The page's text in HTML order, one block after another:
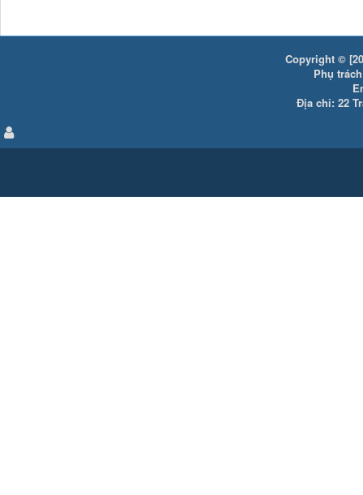
Copyright ©
Phụ
Địa chỉ: 22